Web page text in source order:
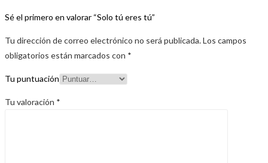
Sé el primero en valorar “Solo tú eres tú”
Tu dirección de correo electrónico no será publicada.Los campos
obligatorios están marcados con *
Tu puntuación
Tu valoración *